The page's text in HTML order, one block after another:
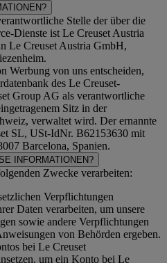
Stelle der über die
Dienste ist Le Creuset Austria
Le Creuset Austria GmbH,
Werbung von uns entscheiden,
des Le Creuset-
Group AG als verantwortliche
Sitz in der
verwaltet wird. Der ernannte
SL, USt-IdNr. B62153630 mit
Barcelona, Spanien.
INFORMATIONEN?
Zwecke verarbeiten:
Verpflichtungen
Daten verarbeiten, um unsere
sowie andere Verpflichtungen
von Behörden ergeben.
bei Le Creuset
um ein Konto bei Le